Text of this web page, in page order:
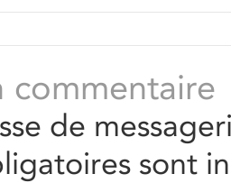
commentaire
de
sont